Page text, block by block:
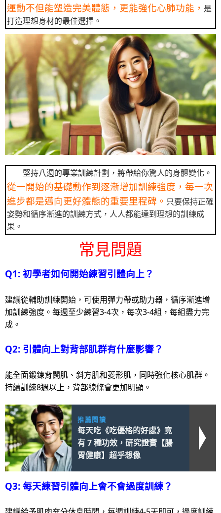
運動不但能塑造完美體態，更能強化心肺功能， 是
打造理想身材的最佳選擇。
堅持八週的專業訓練計劃，將帶給你驚人的身體變化。
從一開始的基礎動作到逐漸增加訓練強度，每一次
進步都是邁向更好體態的重要里程碑。 只要保持正確
姿勢和循序漸進的訓練方式，人人都能達到理想的訓練成
果。
常見問題
Q1: 初學者如何開始練習引體向上？
建議從輔助訓練開始，可使用彈力帶或助力器，循序漸進增
加訓練強度。每週至少練習3-4次，每次3-4組，每組盡力完
成。
Q2: 引體向上對背部肌群有什麼影響？
能全面鍛鍊背闊肌、斜方肌和菱形肌，同時強化核心肌群。
持續訓練8週以上，背部線條會更加明顯。
推薦閱讀
每天吃《吃優格的好處》竟
有 7 種功效，研究證實【腸
胃健康】超乎想像
Q3: 每天練習引體向上會不會過度訓練？